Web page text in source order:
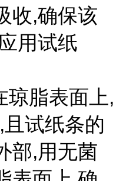
收,确保该
用试纸
琼脂表面上,
试纸条的
部,用无菌